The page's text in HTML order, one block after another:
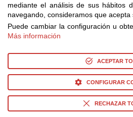
de 25
© Copyright 2014-2026
Reserved
mediante el análisis de sus hábitos
navegando, consideramos que acepta
Puede cambiar la configuración u
Más información
ACEPTAR
CONFIGURAR
RECHAZAR